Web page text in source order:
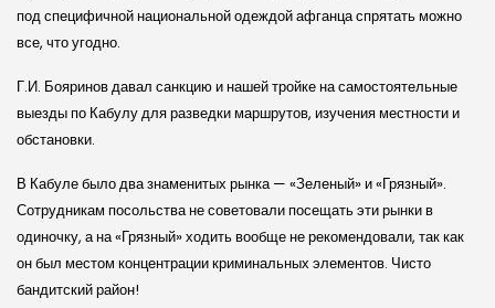
под специфичной национальной одеждой афганца спрятать можно
все, что угодно.
Г.И. Бояринов давал санкцию и нашей тройке на самостоятельные
выезды по Кабулу для разведки маршрутов, изучения местности и
обстановки.
В Кабуле было два знаменитых рынка — «Зеленый» и «Грязный».
Сотрудникам посольства не советовали посещать эти рынки в
одиночку, а на «Грязный» ходить вообще не рекомендовали, так как
он был местом концентрации криминальных элементов. Чисто
бандитский район!